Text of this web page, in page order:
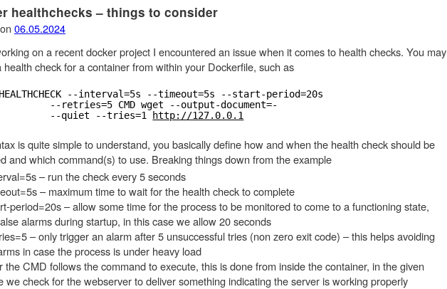
healthchecks – things to consider
06.05.2024
on a recent docker project I encountered an issue when it comes to health checks. You may
health check for a container from within your Dockerfile, such as
HEALTHCHECK --interval=5s --timeout=5s --start-period=20s
--retries=5 CMD wget --output-document=-
--quiet --tries=1
http://127.0.0.1
is quite simple to understand, you basically define how and when the health check should be
and which command(s) to use. Breaking things down from the example
– run the check every 5 seconds
– maximum time to wait for the health check to complete
period=20s – allow some time for the process to be monitored to come to a functioning state,
alarms during startup, in this case we allow 20 seconds
– only trigger an alarm after 5 unsuccessful tries (non zero exit code) – this helps avoiding
in case the process is under heavy load
the CMD follows the command to execute, this is done from inside the container, in the given
we check for the webserver to deliver something indicating the server is working properly